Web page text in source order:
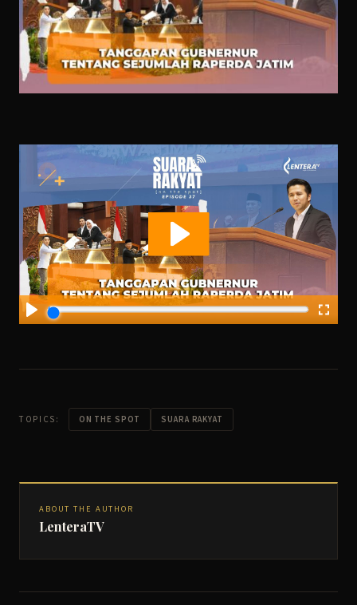
TOPICS: ON THE SPOT SUARA RAKYAT
ABOUT THE AUTHOR
LenteraTV